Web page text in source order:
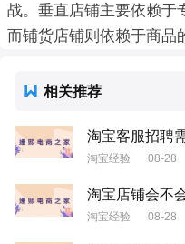
战。垂直店铺主要依赖于
而铺货店铺则依赖于商品
相关推荐
淘宝客服招聘
淘宝经验 08-28
淘宝店铺会不
淘宝经验 08-28